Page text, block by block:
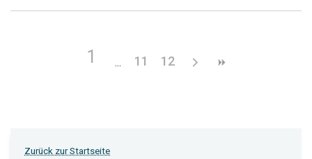
1 11 12
Zurück zur Startseite